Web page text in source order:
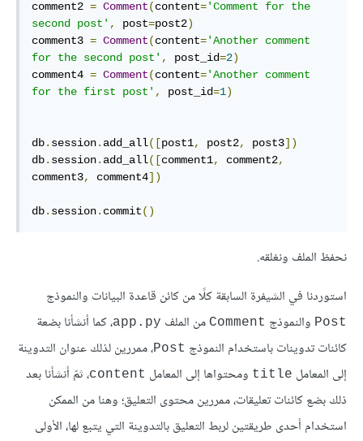
comment2 = Comment(content='Comment for the
second post' , post=post2)
comment3 = Comment(content='Another comment
for the second post' , post_id=2)
comment4 = Comment(content='Another comment
for the first post' , post_id=1)
db. session. add_all([post1, post2, post3])
db. session. add_all([comment1, comment2,
comment3, comment4])
db. session. commit()
نحفظ الملف ونغلقه.
استوردنا في الشيفرة السابقة كلًا من كائن قاعدة البيانات والنموذج
Post والنموذج Comment من الملف app.py، كما أنشأنا بضعة
كائنات تدوينات باستخدام النموذج Post، ممررين لذلك عنوان التدوينة
إلى المعامل title ومحتواها إلى المعامل content، ثمّ أنشأنا بعد
ذلك بضع كائنات تعليقات، ممررين محتوى التعليق؛ وهنا من الممكن
استخدام أحدى طريقتين لربط التعليق بالتدوينة التي يتبع لها، الأولى